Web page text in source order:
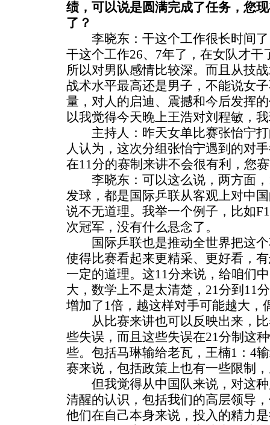
绩，可以说是圆满完成了任务，您
了？
李晓东：干这个工作很长时间了
干这个工作26、7年了，在女队才干
所以对男队感情比较深。而且从技
战术水平最高还是男子，不能说女
量，对人的启迪、震撼和今后发挥
以我觉得今天晚上王浩对刘程敏，
主持人：昨天女单比赛张怡宁打
人认为，这次分组张怡宁遇到的对
在11分的赛制来讲不会很有利，您
李晓东：可以这么说，两方面，
发球，都是国际乒联从客观上对中
说不无道理。我举一个例子，比如
次冠军，没有什么悬念了。
国际乒联也是推动全世界把这个
使得比赛看起来更精采、更好看，
一定的道理。这11分来说，给咱们
大，数学上不是太清楚，21分到11
增加了1倍，越这样对手可能越大，
从比赛来讲也可以反映出来，比
些失误，而且这些失误在21分制这
些。包括马琳输给老瓦，王楠1：4
赛来说，包括政策上也有一些限制
但我觉得从中国队来说，对这种
清醒的认识，包括我们的高层领导
他们在自己本身来说，投入的精力